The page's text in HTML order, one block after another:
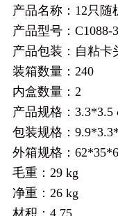
产品名称：12只
产品型号：C1088-
产品包装：自粘卡
装箱数量：240
内盒数量：2
产品规格：3.3*3.5
包装规格：
外箱规格：
毛重：29 kg
净重：26 kg
材积：4.75